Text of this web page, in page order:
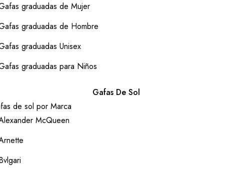
graduadas de Mujer
graduadas de Hombre
graduadas Unisex
graduadas para Niños
Gafas De Sol
de sol por Marca
McQueen